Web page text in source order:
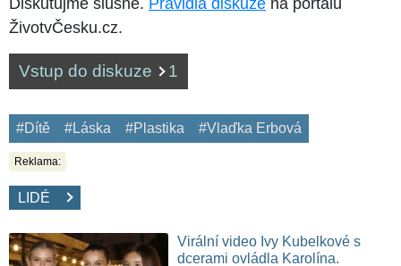
ŽivotvČesku.cz.
Vstup do diskuze 1
#Dítě #Láska #Plastika #Vlaďka Erbová
Reklama:
LIDÉ
Virální video Ivy Kubelkové s
dcerami ovládla Karolína.